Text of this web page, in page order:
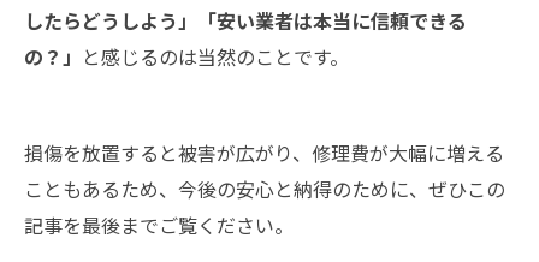
したらどうしよう」「安い業者は本当に信頼できる
の？」 と感じるのは当然のことです。
損傷を放置すると被害が広がり、修理費が大幅に増える
こともあるため、今後の安心と納得のために、ぜひこの
記事を最後までご覧ください。